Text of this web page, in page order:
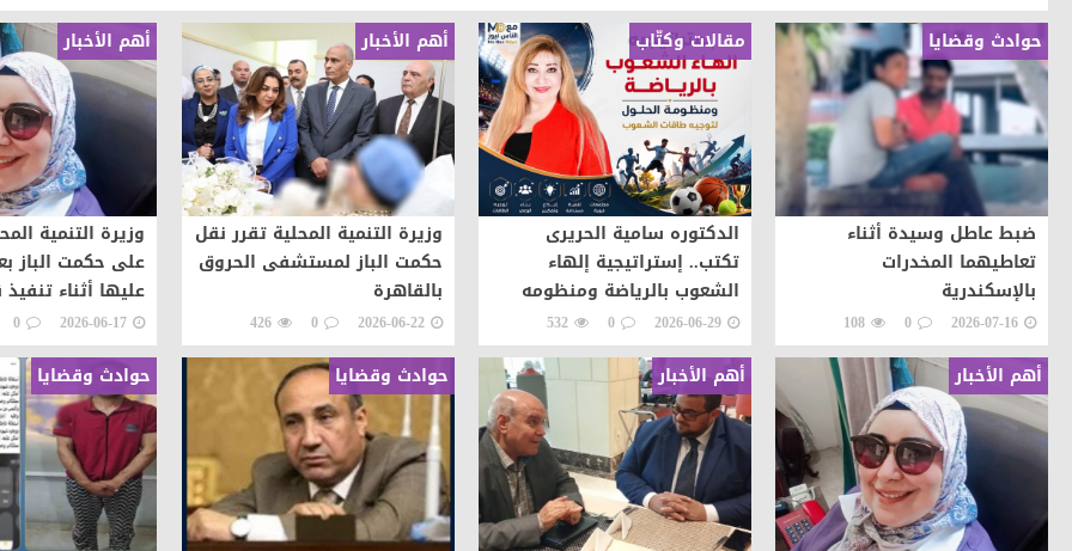
حوادث وقضايا
ضبط عاطل وسيدة أثناء
تعاطيهما المخدرات
بالإسكندرية
2026-07-16
0
108
مقالات وكتّاب
الدكتوره سامية الحريرى
تكتب.. إستراتيجية إلهاء
الشعوب بالرياضة ومنظومه
الحلول لتوجيه طاقات الشعوب
نحو التطور والابداع
2026-06-29
0
532
أهم الأخبار
وزيرة التنمية المحلية تقرر نقل
حكمت الباز لمستشفى الحروق
بالقاهرة
2026-06-22
0
426
أهم الأخبار
وزيرة التنمية
على حكمت الباز
عليها أثناء تنفيذ
2026-06-17
0
أهم الأخبار أهم الأخبار حوادث وقضايا حوادث وقضايا